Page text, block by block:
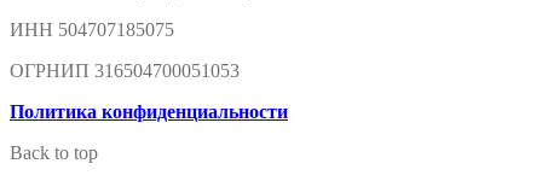
ИНН 504707185075
ОГРНИП 316504700051053
Политика конфиденциальности
Back to top